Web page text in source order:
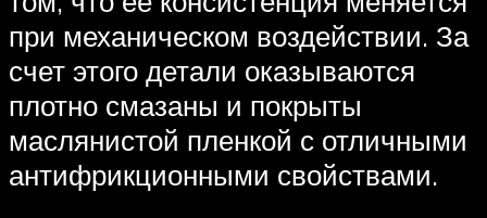
при механическом воздействии. За
счет этого детали оказываются
плотно смазаны и покрыты
маслянистой пленкой с отличными
антифрикционными свойствами.